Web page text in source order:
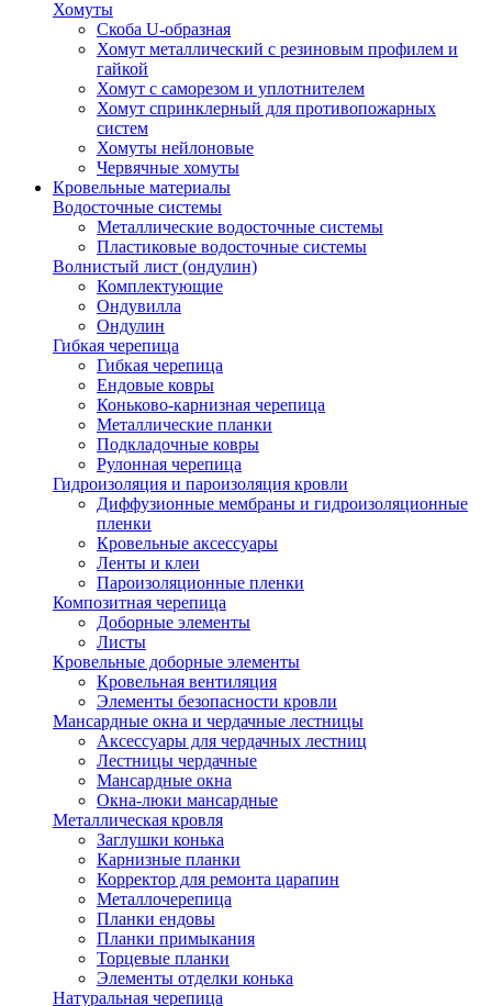
Хомуты
Скоба U-образная
Хомут металлический с резиновым профилем и
гайкой
Хомут с саморезом и уплотнителем
Хомут спринклерный для противопожарных
систем
Хомуты нейлоновые
Червячные хомуты
Кровельные материалы
Водосточные системы
Металлические водосточные системы
Пластиковые водосточные системы
Волнистый лист (ондулин)
Комплектующие
Ондувилла
Ондулин
Гибкая черепица
Гибкая черепица
Ендовые ковры
Коньково-карнизная черепица
Металлические планки
Подкладочные ковры
Рулонная черепица
Гидроизоляция и пароизоляция кровли
Диффузионные мембраны и гидроизоляционные
пленки
Кровельные аксессуары
Ленты и клеи
Пароизоляционные пленки
Композитная черепица
Доборные элементы
Листы
Кровельные доборные элементы
Кровельная вентиляция
Элементы безопасности кровли
Мансардные окна и чердачные лестницы
Аксессуары для чердачных лестниц
Лестницы чердачные
Мансардные окна
Окна-люки мансардные
Металлическая кровля
Заглушки конька
Карнизные планки
Корректор для ремонта царапин
Металлочерепица
Планки ендовы
Планки примыкания
Торцевые планки
Элементы отделки конька
Натуральная черепица